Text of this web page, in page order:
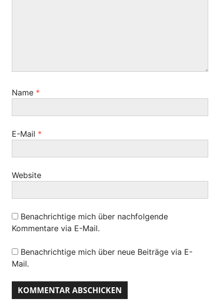
t
i
o
n
Name *
E-Mail *
Website
Benachrichtige mich über nachfolgende
Kommentare via E-Mail.
Benachrichtige mich über neue Beiträge via E-
Mail.